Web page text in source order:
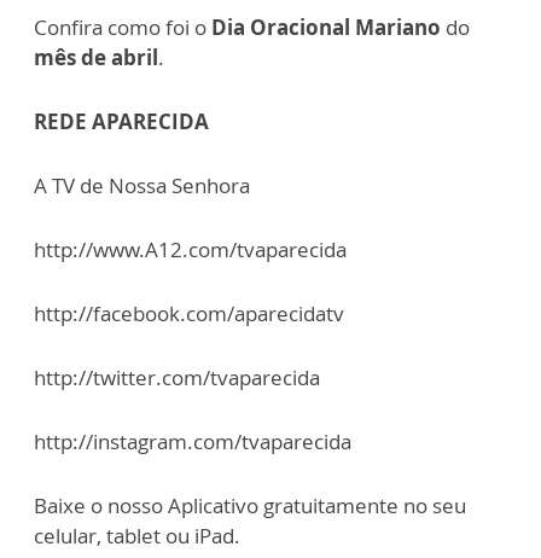
Confira como foi o Dia Oracional Mariano do
mês de abril.
REDE APARECIDA
A TV de Nossa Senhora
http://www.A12.com/tvaparecida
http://facebook.com/aparecidatv
http://twitter.com/tvaparecida
http://instagram.com/tvaparecida
Baixe o nosso Aplicativo gratuitamente no seu
celular, tablet ou iPad.